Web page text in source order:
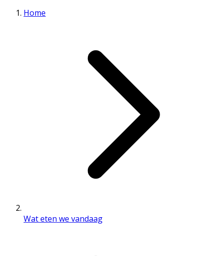
Home
Wat eten we vandaag